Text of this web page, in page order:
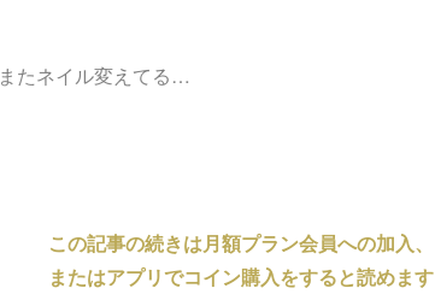
たネイル変えてる…
この記事の続きは月額プラン会員への加入、
またはアプリでコイン購入をすると読めます